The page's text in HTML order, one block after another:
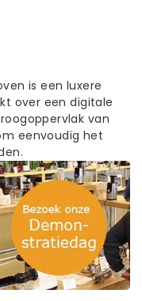
is een luxere
over een digitale
van
eenvoudig het